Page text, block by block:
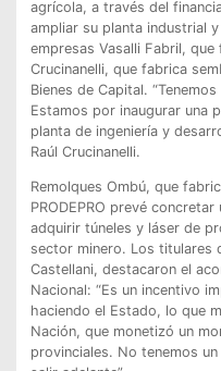
agrícola, a través del
ampliar su planta industrial
empresas Vasalli Fabril,
Crucinanelli, que fabrica
Bienes de Capital.
Estamos por inaugurar una
planta de ingeniería y
Raúl Crucinanelli.
Remolques Ombú, que
PRODEPRO prevé
adquirir túneles y láser de
sector minero. Los titulares
Castellani, destacaron el
Nacional: “Es un incentivo
haciendo el Estado, lo que
Nación, que monetizó un
provinciales. No tenemos